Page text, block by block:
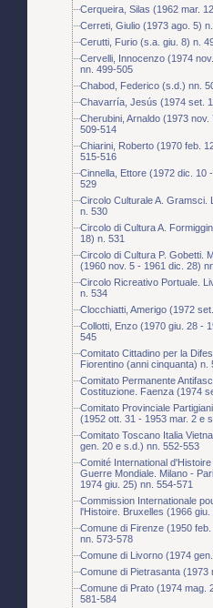
Cerqueira, Silas (1962 mar.
Cerreti, Giulio (1973 ago. 5)
Cerutti, Furio (s.a. giu. 8) n.
Cervelli, Innocenzo (1974
nn. 499-505
Chabod, Federico (s.d.) nn.
Chavarría, Jesús (1974 set.
Cherubini, Arnaldo (1973 nov.
509-514
Chiarini, Roberto (1970 feb.
515-516
Cinnella, Ettore (1972 dic. 10
529
Circolo Culturale A. Gramsci.
n. 530
Circolo di Cultura A.
18) n. 531
Circolo di Cultura P. Gobetti.
(1960 nov. 5 - 1961 dic. 28)
Circolo Ricreativo Portuale.
n. 534
Clocchiatti, Amerigo (1972
Collotti, Enzo (1970 giu. 28 -
545
Comitato Cittadino per la
Fiorentino (anni cinquanta) n.
Comitato Permanente
Costituzione. Faenza (1974
Comitato Provinciale
(1952 ott. 31 - 1953 mar. 2 e
Comitato Toscano Italia
gen. 20 e s.d.) nn. 552-553
Comité International
Guerre Mondiale. Milano -
1974 giu. 25) nn. 554-571
Commission Internationale
l'Histoire. Bruxelles (1966 giu.
Comune di Firenze (1950
nn. 573-578
Comune di Livorno (1974
Comune di Pietrasanta (1973
Comune di Prato (1974 mag.
581-584